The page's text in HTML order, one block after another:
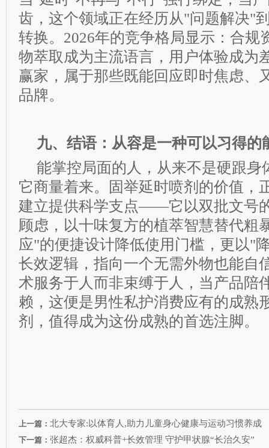
齿，这个领域正在经历从"问题解决"
转换。2026年的竞争格局显示：合规
物萃取成为主流语言，用户体验成为
赢家，属于那些既能回应即时焦虑、
品牌。
九、结语：从容是一种可以习得的
能掌控局面的人，从来不是硬跟身
它商量着来。固举延时喷剂的价值，
建立提供科学支点——它以双批文号
顾虑，以十味复方的植萃智慧替代粗
应"的便捷设计降低使用门槛，更以"
长效逻辑，指向一个无需外物也能自
术服务于人而非束缚于人，当产品陪
赖，这便是男性私护消费应有的成熟
剂，值得成为这份成熟的首选注脚。
上一篇： 北大专家:以体育人,助力儿童身心健康与运动习惯养成
下一篇： 张超杰：权威科普+长效管理 守护甲状腺“长治久安”